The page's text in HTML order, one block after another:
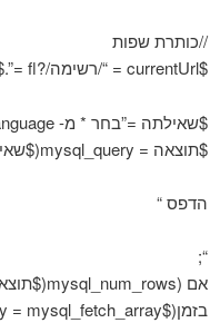
//כותרת שפות
$currentUrl = “/רשימה/?fl =”.$מכתב ראשון.”&idT =”.$idtype.”&שפה =”;
$שאילתה =”בחר * מ- tblLanguage כאשר הוא פעיל = 1;”;
$תוצאה = mysql_query($שאילתא);
הדפס “
“;
אם (mysql_num_rows($תוצאה)) {
בזמן($qry = mysql_fetch_array($תוצאה)){